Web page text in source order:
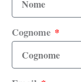
Cognome